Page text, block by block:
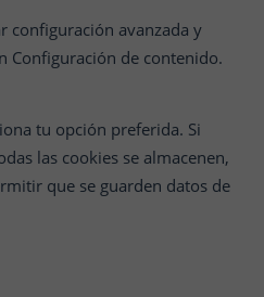
configuración avanzada y
Configuración de contenido.
tu opción preferida. Si
las cookies se almacenen,
que se guarden datos de